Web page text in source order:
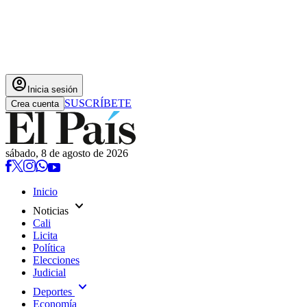
account_circle Inicia sesión
Crea cuenta SUSCRÍBETE
sábado, 8 de agosto de 2026
Inicio
Noticias expand_more
Cali
Licita
Política
Elecciones
Judicial
Deportes expand_more
Economía